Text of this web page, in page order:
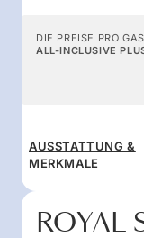
DIE PREISE PRO
ALL-INCLUSIVE
AUSSTATTUNG &
MERKMALE
ROYAL